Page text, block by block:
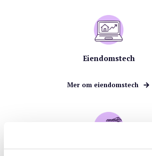
Eiendomstech
Mer om eiendomstech